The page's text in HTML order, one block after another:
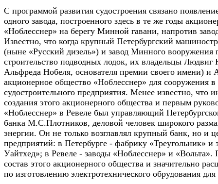
С программой развития судостроения связано
одного завода, построенного здесь в те же годы
«Ноблесснер» на берегу Минной гавани, напротив
Известно, что когда крупный Петербургский
(ныне «Русский дизель») и завод Минного вооружения
строительство подводных лодок, их владельцы Людвиг
Альфреда Нобеля, основателя премии своего имени) и
акционерное общество «Ноблесснер» для сооружения в
судостроительного предприятия. Менее известно, что
создания этого акционерного общества и первым
«Ноблесснер» в Ревеле был управляющий
банка М.С.Плотников, деловой человек широкого
энергии. Он не только возглавлял крупный банк, но и
предприятий: в Петербурге - фабрику «Треугольник» и
Уайтхед»; в Ревеле - заводы «Ноблесснер» и
состав этого акционерного общества и значительно
по изготовлению электротехнического обрудования